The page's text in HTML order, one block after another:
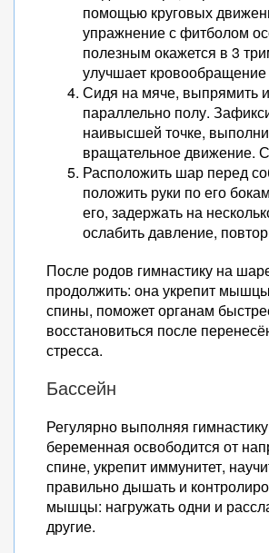
помощью круговых
упражнение с фитболом
полезным окажется в 3
улучшает кровообращение
Сидя на мяче, выпрямить
параллельно полу.
наивысшей точке,
вращательное движение.
Расположить шар перед
положить руки по его
его, задержать на
ослабить давление,
После родов гимнастику на
продолжить: она укрепит
спины, поможет органам
восстановиться после
стресса.
Бассейн
Регулярно выполняя
беременная освободится от
спине, укрепит иммунитет,
правильно дышать и
мышцы: нагружать одни и
другие.